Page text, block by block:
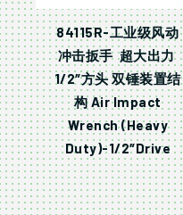
84115R-工业级风动
冲击扳手 超大出力
1/2″方头 双锤装置结
构 Air Impact
Wrench (Heavy
Duty)-1/2″Drive